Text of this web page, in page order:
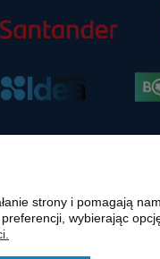
polmasz.pl są
strony i pomagają
wybierając